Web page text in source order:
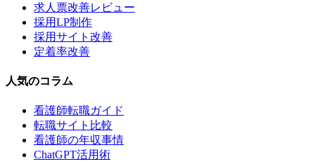
求人票改善レビュー
採用LP制作
採用サイト改善
定着率改善
人気のコラム
看護師転職ガイド
転職サイト比較
看護師の年収事情
ChatGPT活用術